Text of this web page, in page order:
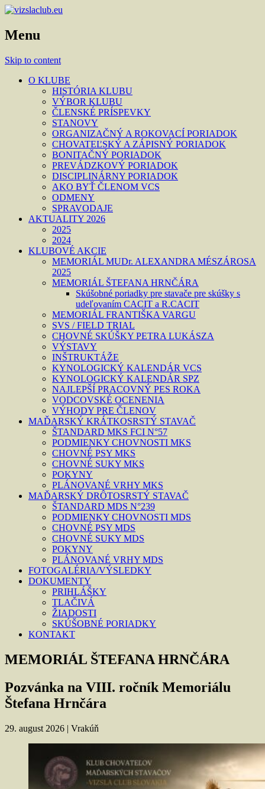
Menu
Skip to content
O KLUBE
HISTÓRIA KLUBU
VÝBOR KLUBU
ČLENSKÉ PRÍSPEVKY
STANOVY
ORGANIZAČNÝ A ROKOVACÍ PORIADOK
CHOVATEĽSKÝ A ZÁPISNÝ PORIADOK
BONITAČNÝ PORIADOK
PREVÁDZKOVÝ PORIADOK
DISCIPLINÁRNY PORIADOK
AKO BYŤ ČLENOM VCS
ODMENY
SPRAVODAJE
AKTUALITY 2026
2025
2024
KLUBOVÉ AKCIE
MEMORIÁL MUDr. ALEXANDRA MÉSZÁROSA
2025
MEMORIÁL ŠTEFANA HRNČÁRA
Skúšobné poriadky pre stavače pre skúšky s
udeľovaním CACIT a R.CACIT
MEMORIÁL FRANTIŠKA VARGU
SVS / FIELD TRIAL
CHOVNÉ SKÚŠKY PETRA LUKÁSZA
VÝSTAVY
INŠTRUKTÁŽE
KYNOLOGICKÝ KALENDÁR VCS
KYNOLOGICKÝ KALENDÁR SPZ
NAJLEPŠÍ PRACOVNÝ PES ROKA
VODCOVSKÉ OCENENIA
VÝHODY PRE ČLENOV
MAĎARSKÝ KRÁTKOSRSTÝ STAVAČ
ŠTANDARD MKS FCI N°57
PODMIENKY CHOVNOSTI MKS
CHOVNÉ PSY MKS
CHOVNÉ SUKY MKS
POKYNY
PLÁNOVANÉ VRHY MKS
MAĎARSKÝ DRÔTOSRSTÝ STAVAČ
ŠTANDARD MDS N°239
PODMIENKY CHOVNOSTI MDS
CHOVNÉ PSY MDS
CHOVNÉ SUKY MDS
POKYNY
PLÁNOVANÉ VRHY MDS
FOTOGALÉRIA/VÝSLEDKY
DOKUMENTY
PRIHLÁŠKY
TLAČIVÁ
ŽIADOSTI
SKÚŠOBNÉ PORIADKY
KONTAKT
MEMORIÁL ŠTEFANA HRNČÁRA
Pozvánka na VIII. ročník Memoriálu
Štefana Hrnčára
29. august 2026 | Vrakúň